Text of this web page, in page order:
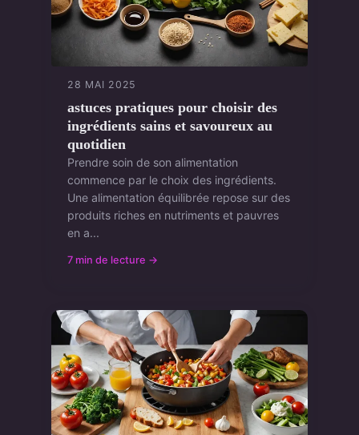
28 MAI 2025
astuces pratiques pour choisir des
ingrédients sains et savoureux au
quotidien
Prendre soin de son alimentation
commence par le choix des ingrédients.
Une alimentation équilibrée repose sur des
produits riches en nutriments et pauvres
en a...
7 min de lecture →